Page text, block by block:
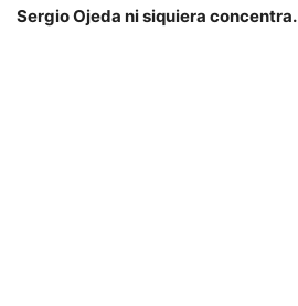
Sergio Ojeda ni siquiera concentra.